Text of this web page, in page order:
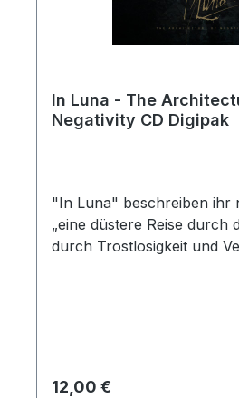
In Luna - The
Negativity CD Digipak
"In Luna" beschreiben ihr
„eine düstere Reise durch
durch Trostlosigkeit und
Regulärer Preis:
12,00 €